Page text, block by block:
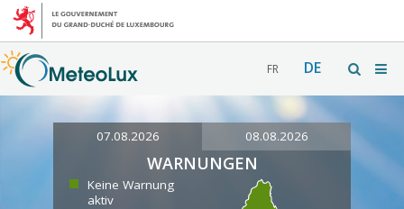
FR DE
07.08.2026 08.08.2026
WARNUNGEN
Keine Warnung
aktiv